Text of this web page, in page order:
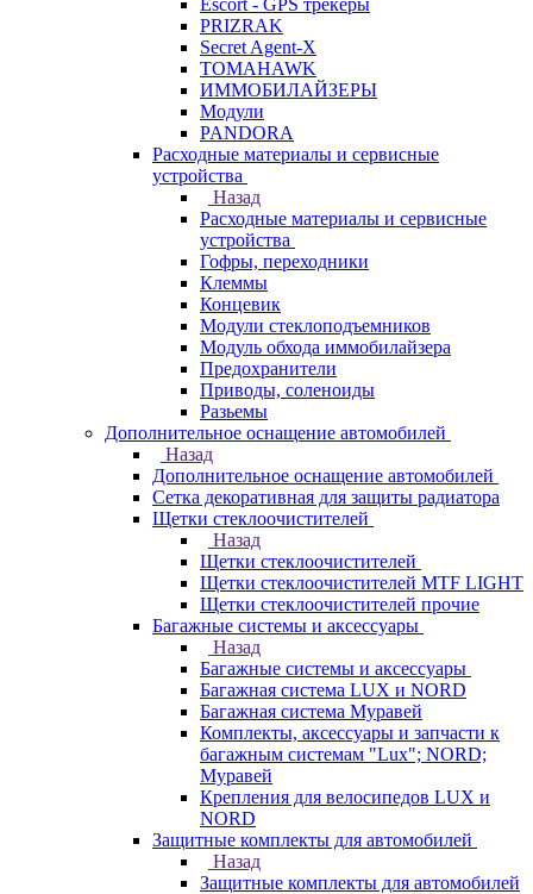
Escort - GPS трекеры
PRIZRAK
Secret Agent-X
TOMAHAWK
ИММОБИЛАЙЗЕРЫ
Модули
PANDORA
Расходные материалы и сервисные
устройства
Назад
Расходные материалы и сервисные
устройства
Гофры, переходники
Клеммы
Концевик
Модули стеклоподъемников
Модуль обхода иммобилайзера
Предохранители
Приводы, соленоиды
Разьемы
Дополнительное оснащение автомобилей
Назад
Дополнительное оснащение автомобилей
Сетка декоративная для защиты радиатора
Щетки стеклоочистителей
Назад
Щетки стеклоочистителей
Щетки стеклоочистителей MTF LIGHT
Щетки стеклоочистителей прочие
Багажные системы и аксессуары
Назад
Багажные системы и аксессуары
Багажная система LUX и NORD
Багажная система Муравей
Комплекты, аксессуары и запчасти к
багажным системам "Lux"; NORD;
Муравей
Крепления для велосипедов LUX и
NORD
Защитные комплекты для автомобилей
Назад
Защитные комплекты для автомобилей